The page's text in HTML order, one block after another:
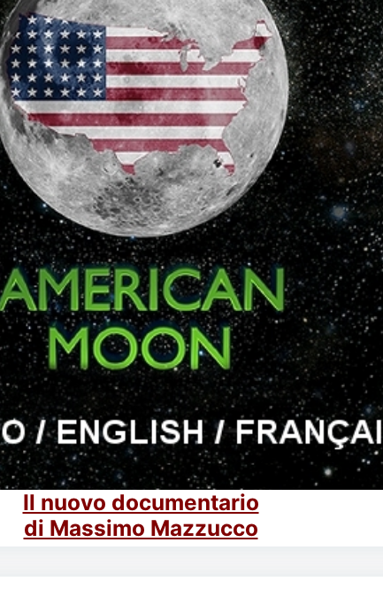
Il nuovo documentario
di Massimo Mazzucco